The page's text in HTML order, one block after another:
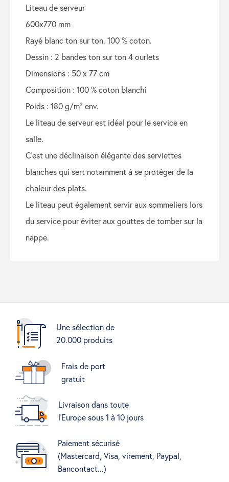
liteau de serveur
600x770 mm
rayé blanc ton sur ton. 100 % coton.
dessin : 2 bandes ton sur ton 4 ourlets
dimensions : 50 x 77 cm
composition : 100 % coton blanchi
poids : 180 g/m² env.
le liteau de serveur est idéal pour le service en
salle.
c’est une déclinaison élégante des serviettes
blanches qui sert notamment à se protéger de la
chaleur des plats.
le liteau peut également servir aux sommeliers lors
du service pour éviter aux gouttes de tomber sur la
nappe.
Une sélection de
20.000 produits
Frais de port
gratuit
Livraison dans toute
l'Europe sous 1 à 10 jours
Paiement sécurisé
(Mastercard, Visa, virement, Paypal,
Bancontact...)